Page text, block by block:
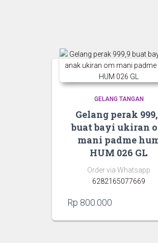
GELANG TANGAN
Gelang perak
buat bayi ukiran
mani padme
HUM 026 GL
Order via Whatsapp
6282165077669
Rp 800.000